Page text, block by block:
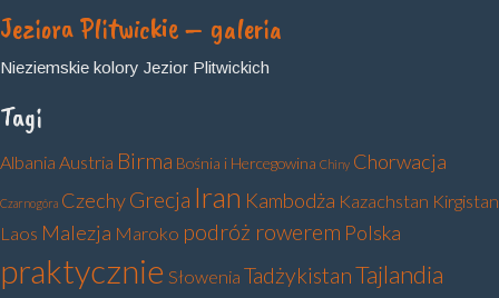
Jeziora Plitwickie – galeria
Nieziemskie kolory Jezior Plitwickich
Tagi
Albania Austria Birma Bośnia i Hercegowina Chiny Chorwacja
Czarnogóra CzechyGrecja Iran Kambodża Kazachstan Kirgistan
Laos Malezja Maroko podróż rowerem Polska
praktycznie Słowenia TadżykistanTajlandia